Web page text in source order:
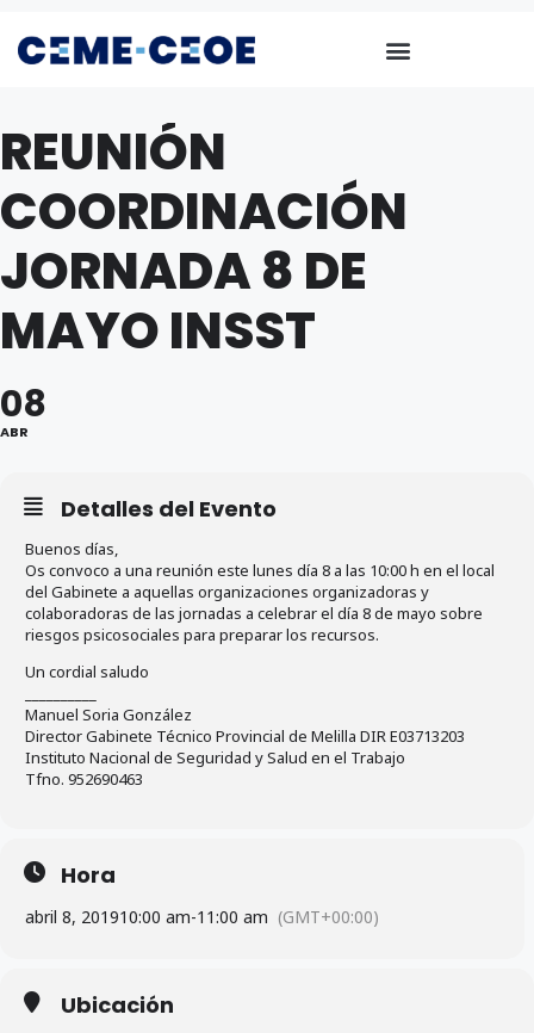
REUNIÓN
COORDINACIÓN
JORNADA 8 DE
MAYO INSST
08
ABR
Detalles del Evento
Buenos días,
Os convoco a una reunión este lunes día 8 a las 10:00 h en el local
del Gabinete a aquellas organizaciones organizadoras y
colaboradoras de las jornadas a celebrar el día 8 de mayo sobre
riesgos psicosociales para preparar los recursos.
Un cordial saludo
Manuel Soria González
Director Gabinete Técnico Provincial de Melilla DIR E03713203
Instituto Nacional de Seguridad y Salud en el Trabajo
Tfno. 952690463
Hora
abril 8, 201910:00 am-11:00 am (GMT+00:00)
Ubicación